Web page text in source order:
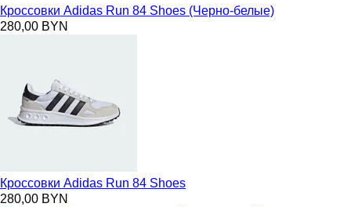
Кроссовки Adidas Run 84 Shoes (Черно-белые)
280,00 BYN
Кроссовки Adidas Run 84 Shoes
280,00 BYN